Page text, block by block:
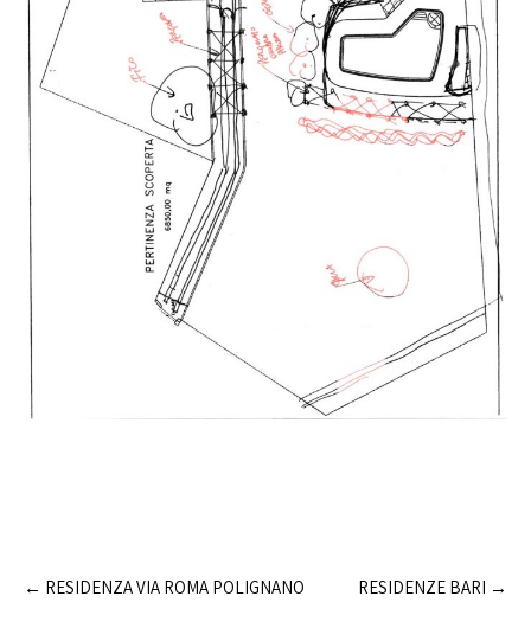
navigation
← RESIDENZA VIA ROMA POLIGNANO RESIDENZE BARI →